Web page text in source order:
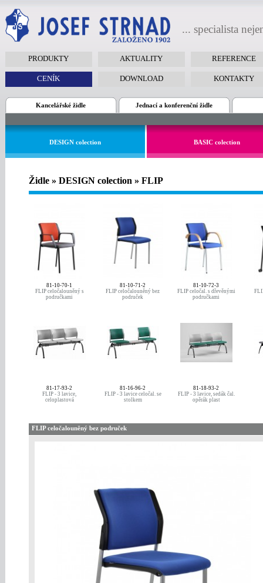
... specialista
PRODUKTY AKTUALITY REFERENCE
CENÍK DOWNLOAD KONTAKTY
Kancelářské židle Jednací a konferenční židle
DESIGN colection BASIC colection
Židle » DESIGN colection » FLIP
81-10-70-1
FLIP celočalouněný s
područkami
81-10-71-2
FLIP celočalouněný bez
područek
81-10-72-3
FLIP celočal. s dřevěnými
područkami
81-17-93-2
FLIP - 3 lavice,
celoplastová
81-16-96-2
FLIP - 3 lavice celočal. se
stolkem
81-18-93-2
FLIP - 3 lavice, sedák čal.
opěrák plast
FLIP celočalouněný bez područek